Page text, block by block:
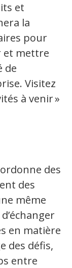
et
la
pour
et mettre
de
Visitez
à venir »
des
des
même
en matière
des défis,
entre